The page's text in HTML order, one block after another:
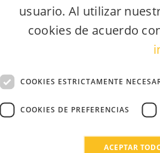
usuario. Al utilizar
cookies de acuerdo
COOKIES ESTRICTAMENTE
COOKIES DE PREFERENCIAS
ACEPTAR